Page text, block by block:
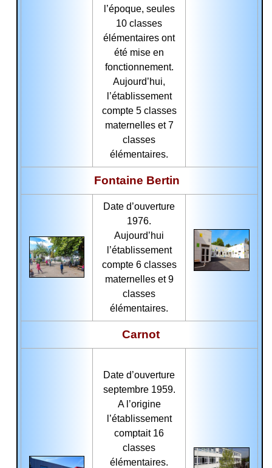
l’époque, seules
10 classes
élémentaires ont
été mise en
fonctionnement.
Aujourd’hui,
l’établissement
compte 5 classes
maternelles et 7
classes
élémentaires.
Fontaine Bertin
Date d’ouverture
1976.
Aujourd’hui
l’établissement
compte 6 classes
maternelles et 9
classes
élémentaires.
Carnot
Date d’ouverture
septembre 1959.
A l’origine
l’établissement
comptait 16
classes
élémentaires.